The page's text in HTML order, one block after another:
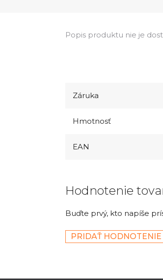
Popis produktu nie je
Záruka
Hmotnosť
EAN
Hodnotenie
Buďte prvý, kto napíše
PRIDAŤ HODNOTENIE